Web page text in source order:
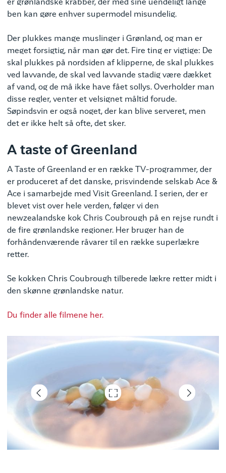
er grønlandske krabber, der med sine uendeligt lange
ben kan gøre enhver supermodel misundelig.
Der plukkes mange muslinger i Grønland, og man er
meget forsigtig, når man gør det. Fire ting er vigtige: De
skal plukkes på nordsiden af klipperne, de skal plukkes
ved lavvande, de skal ved lavvande stadig være dækket
af vand, og de må ikke have fået sollys. Overholder man
disse regler, venter et velsignet måltid forude.
Søpindsvin er også noget, der kan blive serveret, men
det er ikke helt så ofte, det sker.
A taste of Greenland
A Taste of Greenland er en række TV-programmer, der
er produceret af det danske, prisvindende selskab Ace &
Ace i samarbejde med Visit Greenland. I serien, der er
blevet vist over hele verden, følger vi den
newzealandske kok Chris Coubrough på en rejse rundt i
de fire grønlandske regioner. Her bruger han de
forhåndenværende råvarer til en række superlækre
retter.
Se kokken Chris Coubrough tilberede lækre retter midt i
den skønne grønlandske natur.
Du finder alle filmene her.